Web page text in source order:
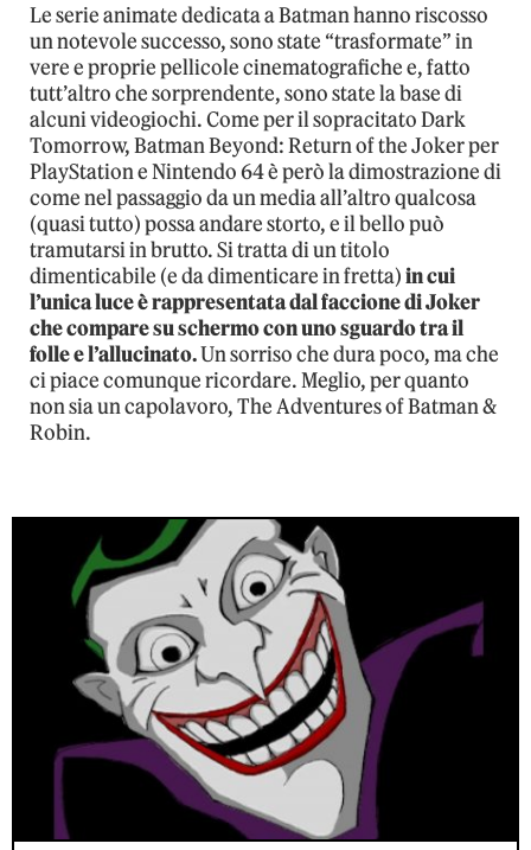
Le serie animate dedicata a Batman hanno riscosso
un notevole successo, sono state “trasformate” in
vere e proprie pellicole cinematografiche e, fatto
tutt’altro che sorprendente, sono state la base di
alcuni videogiochi. Come per il sopracitato Dark
Tomorrow, Batman Beyond: Return of the Joker per
PlayStation e Nintendo 64 è però la dimostrazione di
come nel passaggio da un media all’altro qualcosa
(quasi tutto) possa andare storto, e il bello può
tramutarsi in brutto. Si tratta di un titolo
dimenticabile (e da dimenticare in fretta)in cui
l’unica luce è rappresentata dal faccione di Joker
che compare su schermo con uno sguardo tra il
folle e l’allucinato.Un sorriso che dura poco, ma che
ci piace comunque ricordare. Meglio, per quanto
non sia un capolavoro, The Adventures of Batman &
Robin.